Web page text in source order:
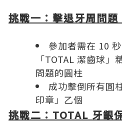
挑戰一：擊退牙周問題
參加者需在 10
「TOTAL 潔齒球」
問題的圓柱
成功擊倒所有圓
印章」乙個
挑戰二： TOTAL 牙齦